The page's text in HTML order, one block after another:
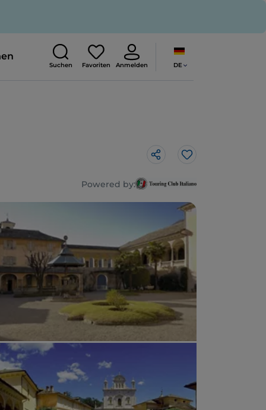
Suchen Favoriten Anmelden DE
Like
Powered by: